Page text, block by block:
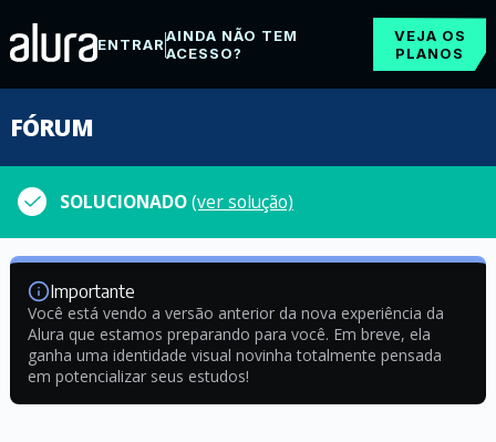
ENTRARAINDA NÃO TEM
ACESSO?
VEJA OS
PLANOS
FÓRUM
SOLUCIONADO(ver solução)
Importante
Você está vendo a versão anterior da nova experiência da
Alura que estamos preparando para você. Em breve, ela
ganha uma identidade visual novinha totalmente pensada
em potencializar seus estudos!